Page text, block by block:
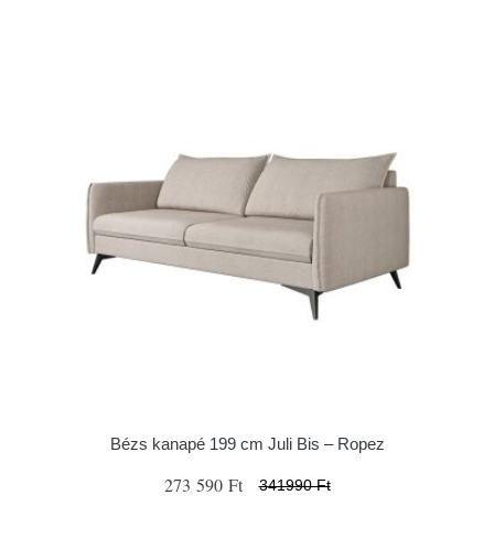
Bézs kanapé 199 cm Juli Bis – Ropez
273 590 Ft 341990 Ft